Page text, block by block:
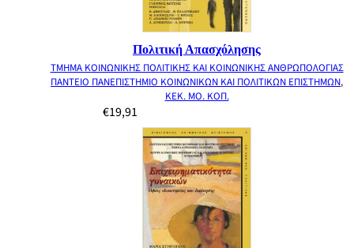
Πολιτική Απασχόλησης
ΤΜΗΜΑ ΚΟΙΝΩΝΙΚΗΣ ΠΟΛΙΤΙΚΗΣ ΚΑΙ ΚΟΙΝΩΝΙΚΗΣ ΑΝΘΡΩΠΟΛΟΓΙΑΣ
ΠΑΝΤΕΙΟ ΠΑΝΕΠΙΣΤΗΜΙΟ ΚΟΙΝΩΝΙΚΩΝ ΚΑΙ ΠΟΛΙΤΙΚΩΝ ΕΠΙΣΤΗΜΩΝ,
ΚΕΚ. ΜΟ. ΚΟΠ.
€19,91